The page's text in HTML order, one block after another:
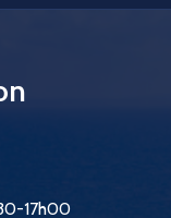
17h00